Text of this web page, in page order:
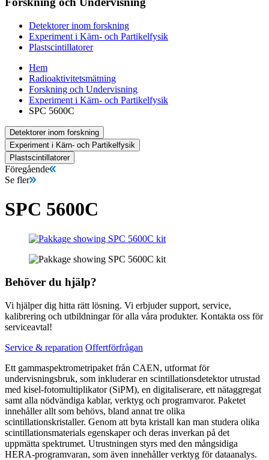
Detektorer inom forskning
Experiment i Kärn- och Partikelfysik
Plastscintillatorer
Hem
Radioaktivitetsmätning
Forskning och Undervisning
Experiment i Kärn- och Partikelfysik
SPC 5600C
Detektorer inom forskning
Experiment i Kärn- och Partikelfysik
Plastscintillatorer
Föregående
Se fler
SPC 5600C
Behöver du hjälp?
Vi hjälper dig hitta rätt lösning. Vi erbjuder support, service,
kalibrering och utbildningar för alla våra produkter. Kontakta oss för
serviceavtal!
Service & reparation Offertförfrågan
Ett gammaspektrometripaket från CAEN, utformat för
undervisningsbruk, som inkluderar en scintillationsdetektor utrustad
med kisel-fotomultiplikator (SiPM), en digitaliserare, ett nätaggregat
samt alla nödvändiga kablar, verktyg och programvaror. Paketet
innehåller allt som behövs, bland annat tre olika
scintillationskristaller. Genom att byta kristall kan man studera olika
scintillationsmaterials egenskaper och deras inverkan på det
uppmätta spektrumet. Utrustningen styrs med den mångsidiga
HERA-programvaran, som även innehåller verktyg för dataanalys.